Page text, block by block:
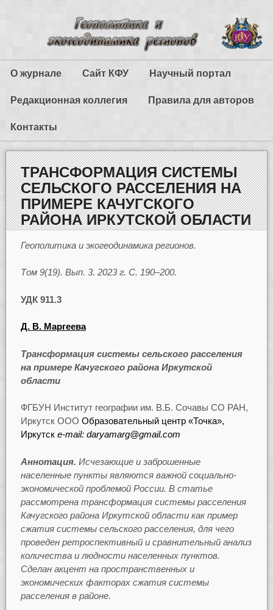
О журнале Сайт КФУ Научный портал
Редакционная коллегия Правила для авторов
Контакты
ТРАНСФОРМАЦИЯ СИСТЕМЫ
СЕЛЬСКОГО РАССЕЛЕНИЯ НА
ПРИМЕРЕ КАЧУГСКОГО
РАЙОНА ИРКУТСКОЙ ОБЛАСТИ
Геополитика и экогеодинамика регионов.
Том 9(19). Вып. 3. 2023 г. С. 190–200.
УДК 911.3
Д. В. Маргеева
Трансформация системы сельского расселения
на примере Качугского района Иркутской
области
ФГБУН Институт географии им. В.Б. Сочавы СО РАН,
Иркутск ООО Образовательный центр «Точка»,
Иркутск e-mail: daryamarg@gmail.com
Аннотация. Исчезающие и заброшенные
населенные пункты являются важной социально-
экономической проблемой России. В статье
рассмотрена трансформация системы расселения
Качугского района Иркутской области как пример
сжатия системы сельского расселения, для чего
проведен ретроспективный и сравнительный анализ
количества и людности населенных пунктов.
Сделан акцент на пространственных и
экономических факторах сжатия системы
расселения в районе.